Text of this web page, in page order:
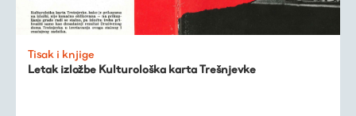
Tisak i knjige
Letak izložbe Kulturološka karta Trešnjevke